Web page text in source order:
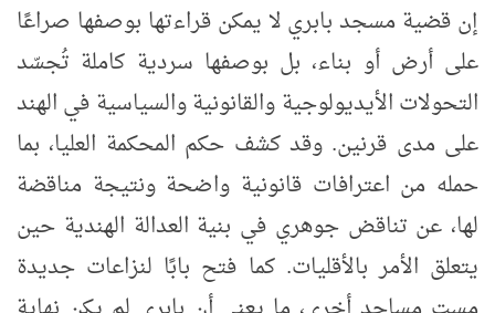
إن قضية مسجد بابري لا يمكن قراءتها بوصفها صراعًا
على أرض أو بناء، بل بوصفها سردية كاملة تُجسّد
التحولات الأيديولوجية والقانونية والسياسية في الهند
على مدى قرنين. وقد كشف حكم المحكمة العليا، بما
حمله من اعترافات قانونية واضحة ونتيجة مناقضة
لها، عن تناقض جوهري في بنية العدالة الهندية حين
يتعلق الأمر بالأقليات. كما فتح بابًا لنزاعات جديدة